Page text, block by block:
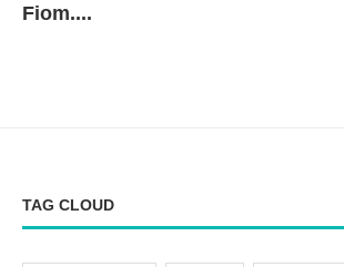
Fiom....
TAG CLOUD